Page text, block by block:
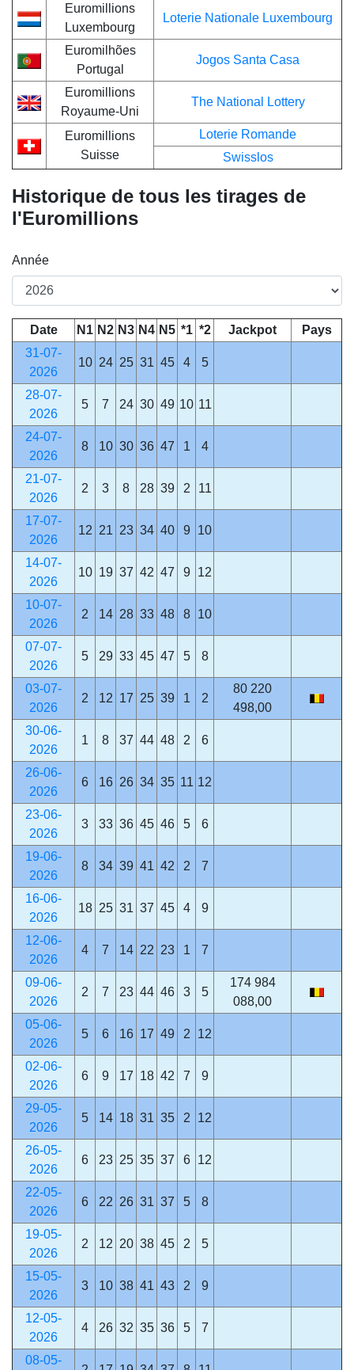
Euromillions
Luxembourg
Loterie Nationale Luxembourg
Euromilhões
Portugal
Jogos Santa Casa
Euromillions
Royaume-Uni
The National Lottery
Euromillions
Suisse
Loterie Romande
Swisslos
Historique de tous les tirages de
l'Euromillions
Année
Date N1 N2 N3 N4 N5 *1 *2 Jackpot
Pays
31-07-
2026
10 24 25 31 45 4 5
28-07-
2026
5 7 24 30 49 10 11
24-07-
2026
8 10 30 36 47 1 4
21-07-
2026
2 3 8 28 39 2 11
17-07-
2026
12 21 23 34 40 9 10
14-07-
2026
10 19 37 42 47 9 12
10-07-
2026
2 14 28 33 48 8 10
07-07-
2026
5 29 33 45 47 5 8
03-07-
2026
2 12 17 25 39 1 2
80 220
498,00
30-06-
2026
1 8 37 44 48 2 6
26-06-
2026
6 16 26 34 35 11 12
23-06-
2026
3 33 36 45 46 5 6
19-06-
2026
8 34 39 41 42 2 7
16-06-
2026
18 25 31 37 45 4 9
12-06-
2026
4 7 14 22 23 1 7
09-06-
2026
2 7 23 44 46 3 5
174 984
088,00
05-06-
2026
5 6 16 17 49 2 12
02-06-
2026
6 9 17 18 42 7 9
29-05-
2026
5 14 18 31 35 2 12
26-05-
2026
6 23 25 35 37 6 12
22-05-
2026
6 22 26 31 37 5 8
19-05-
2026
2 12 20 38 45 2 5
15-05-
2026
3 10 38 41 43 2 9
12-05-
2026
4 26 32 35 36 5 7
08-05-